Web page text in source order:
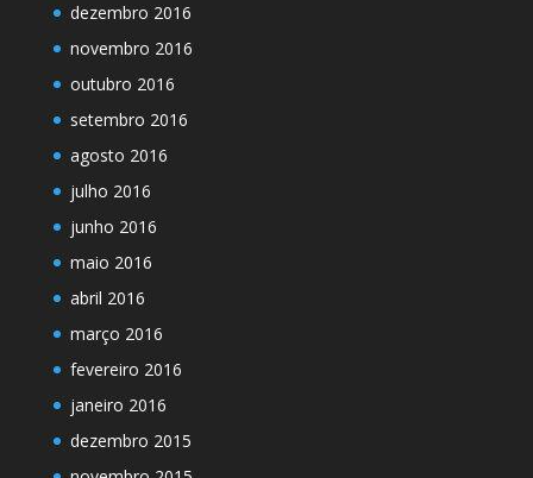
dezembro 2016
novembro 2016
outubro 2016
setembro 2016
agosto 2016
julho 2016
junho 2016
maio 2016
abril 2016
março 2016
fevereiro 2016
janeiro 2016
dezembro 2015